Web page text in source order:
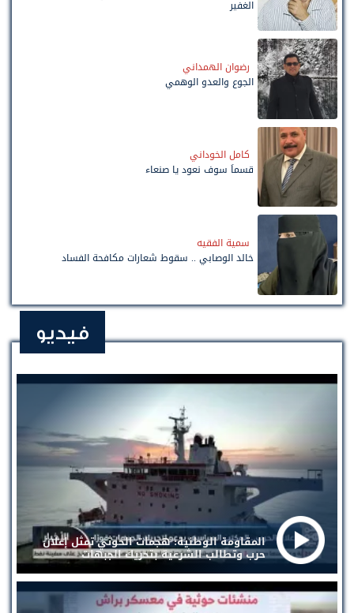
الغفير
رضوان الهمداني
الجوع والعدو الوهمي
كامل الخوداني
قسماً سوف نعود يا صنعاء
سمية الفقيه
خالد الوصابي .. سقوط شعارات مكافحة الفساد
فيديو
المقاومة الوطنية: هجمات الحوثي تمثل إعلان
حرب وتطالب الشرعية بتحريك الجبهات